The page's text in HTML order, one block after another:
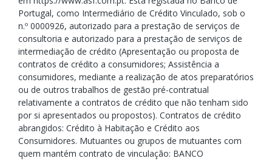
Portugal, como Intermediário de Crédito Vinculado, sob o
n.º 0000926, autorizado para a prestação de serviços de
consultoria e autorizado para a prestação de serviços de
intermediação de crédito (Apresentação ou proposta de
contratos de crédito a consumidores; Assistência a
consumidores, mediante a realização de atos preparatórios
ou de outros trabalhos de gestão pré-contratual
relativamente a contratos de crédito que não tenham sido
por si apresentados ou propostos). Contratos de crédito
abrangidos: Crédito à Habitação e Crédito aos
Consumidores. Mutuantes ou grupos de mutuantes com
quem mantém contrato de vinculação: BANCO